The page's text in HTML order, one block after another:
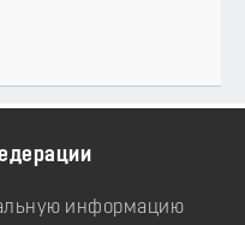
информацию